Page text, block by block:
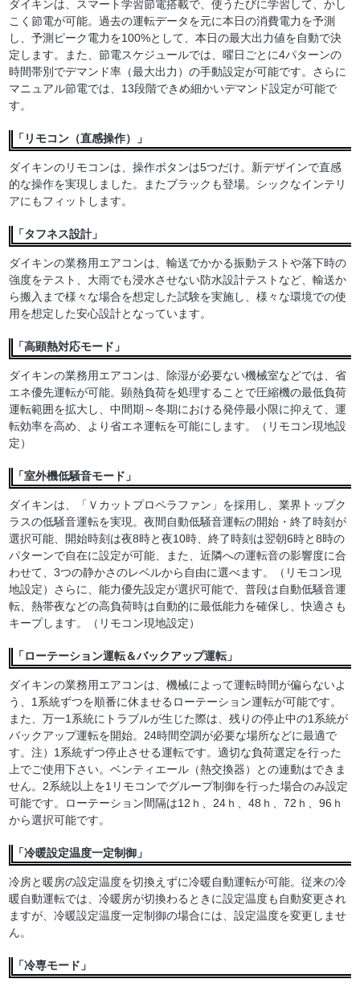
ダイキンは、スマート学習節電搭載で、使うたびに学習して、かし
こく節電が可能。過去の運転データを元に本日の消費電力を予測
し、予測ピーク電力を100%として、本日の最大出力値を自動で決
定します。また、節電スケジュールでは、曜日ごとに4パターンの
時間帯別でデマンド率（最大出力）の手動設定が可能です。さらに
マニュアル節電では、13段階できめ細かいデマンド設定が可能で
す。
「リモコン（直感操作）」
ダイキンのリモコンは、操作ボタンは5つだけ。新デザインで直感
的な操作を実現しました。またブラックも登場。シックなインテリ
アにもフィットします。
「タフネス設計」
ダイキンの業務用エアコンは、輸送でかかる振動テストや落下時の
強度をテスト、大雨でも浸水させない防水設計テストなど、輸送か
ら搬入まで様々な場合を想定した試験を実施し、様々な環境での使
用を想定した安心設計となっています。
「高顕熱対応モード」
ダイキンの業務用エアコンは、除湿が必要ない機械室などでは、省
エネ優先運転が可能。顕熱負荷を処理することで圧縮機の最低負荷
運転範囲を拡大し、中間期～冬期における発停最小限に抑えて、運
転効率を高め、より省エネ運転を可能にします。（リモコン現地設
定）
「室外機低騒音モード」
ダイキンは、「Ｖカットプロペラファン」を採用し、業界トップク
ラスの低騒音運転を実現。夜間自動低騒音運転の開始・終了時刻が
選択可能、開始時刻は夜8時と夜10時、終了時刻は翌朝6時と8時の
パターンで自在に設定が可能、また、近隣への運転音の影響度に合
わせて、3つの静かさのレベルから自由に選べます。（リモコン現
地設定）さらに、能力優先設定が選択可能で、普段は自動低騒音運
転、熱帯夜などの高負荷時は自動的に最低能力を確保し、快適さも
キープします。（リモコン現地設定）
「ローテーション運転＆バックアップ運転」
ダイキンの業務用エアコンは、機械によって運転時間が偏らないよ
う、1系統ずつを順番に休ませるローテーション運転が可能です。
また、万一1系統にトラブルが生じた際は、残りの停止中の1系統が
バックアップ運転を開始。24時間空調が必要な場所などに最適で
す。注）1系統ずつ停止させる運転です。適切な負荷選定を行った
上でご使用下さい。ベンティエール（熱交換器）との連動はできま
せん。2系統以上を1リモコンでグループ制御を行った場合のみ設定
可能です。ローテーション間隔は12ｈ、24ｈ、48ｈ、72ｈ、96ｈ
から選択可能です。
「冷暖設定温度一定制御」
冷房と暖房の設定温度を切換えずに冷暖自動運転が可能。従来の冷
暖自動運転では、冷暖房が切換わるときに設定温度も自動変更され
ますが、冷暖設定温度一定制御の場合には、設定温度を変更しませ
ん。
「冷専モード」